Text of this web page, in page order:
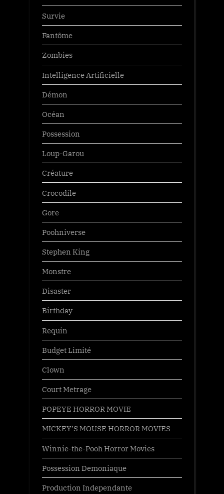
Survie
Fantôme
Zombies
Intelligence Artificielle
Démon
Océan
Possession
Loup-Garou
Créature
Crocodile
Gore
Poohniverse
Stephen King
Monstre
Disaster
Birthday
Requin
Budget Limité
Clown
Court Metrage
POPEYE HORROR MOVIE
MICKEY’S MOUSE HORROR MOVIES
Winnie-the-Pooh Horror Movies
Possession Demoniaque
Production Independante